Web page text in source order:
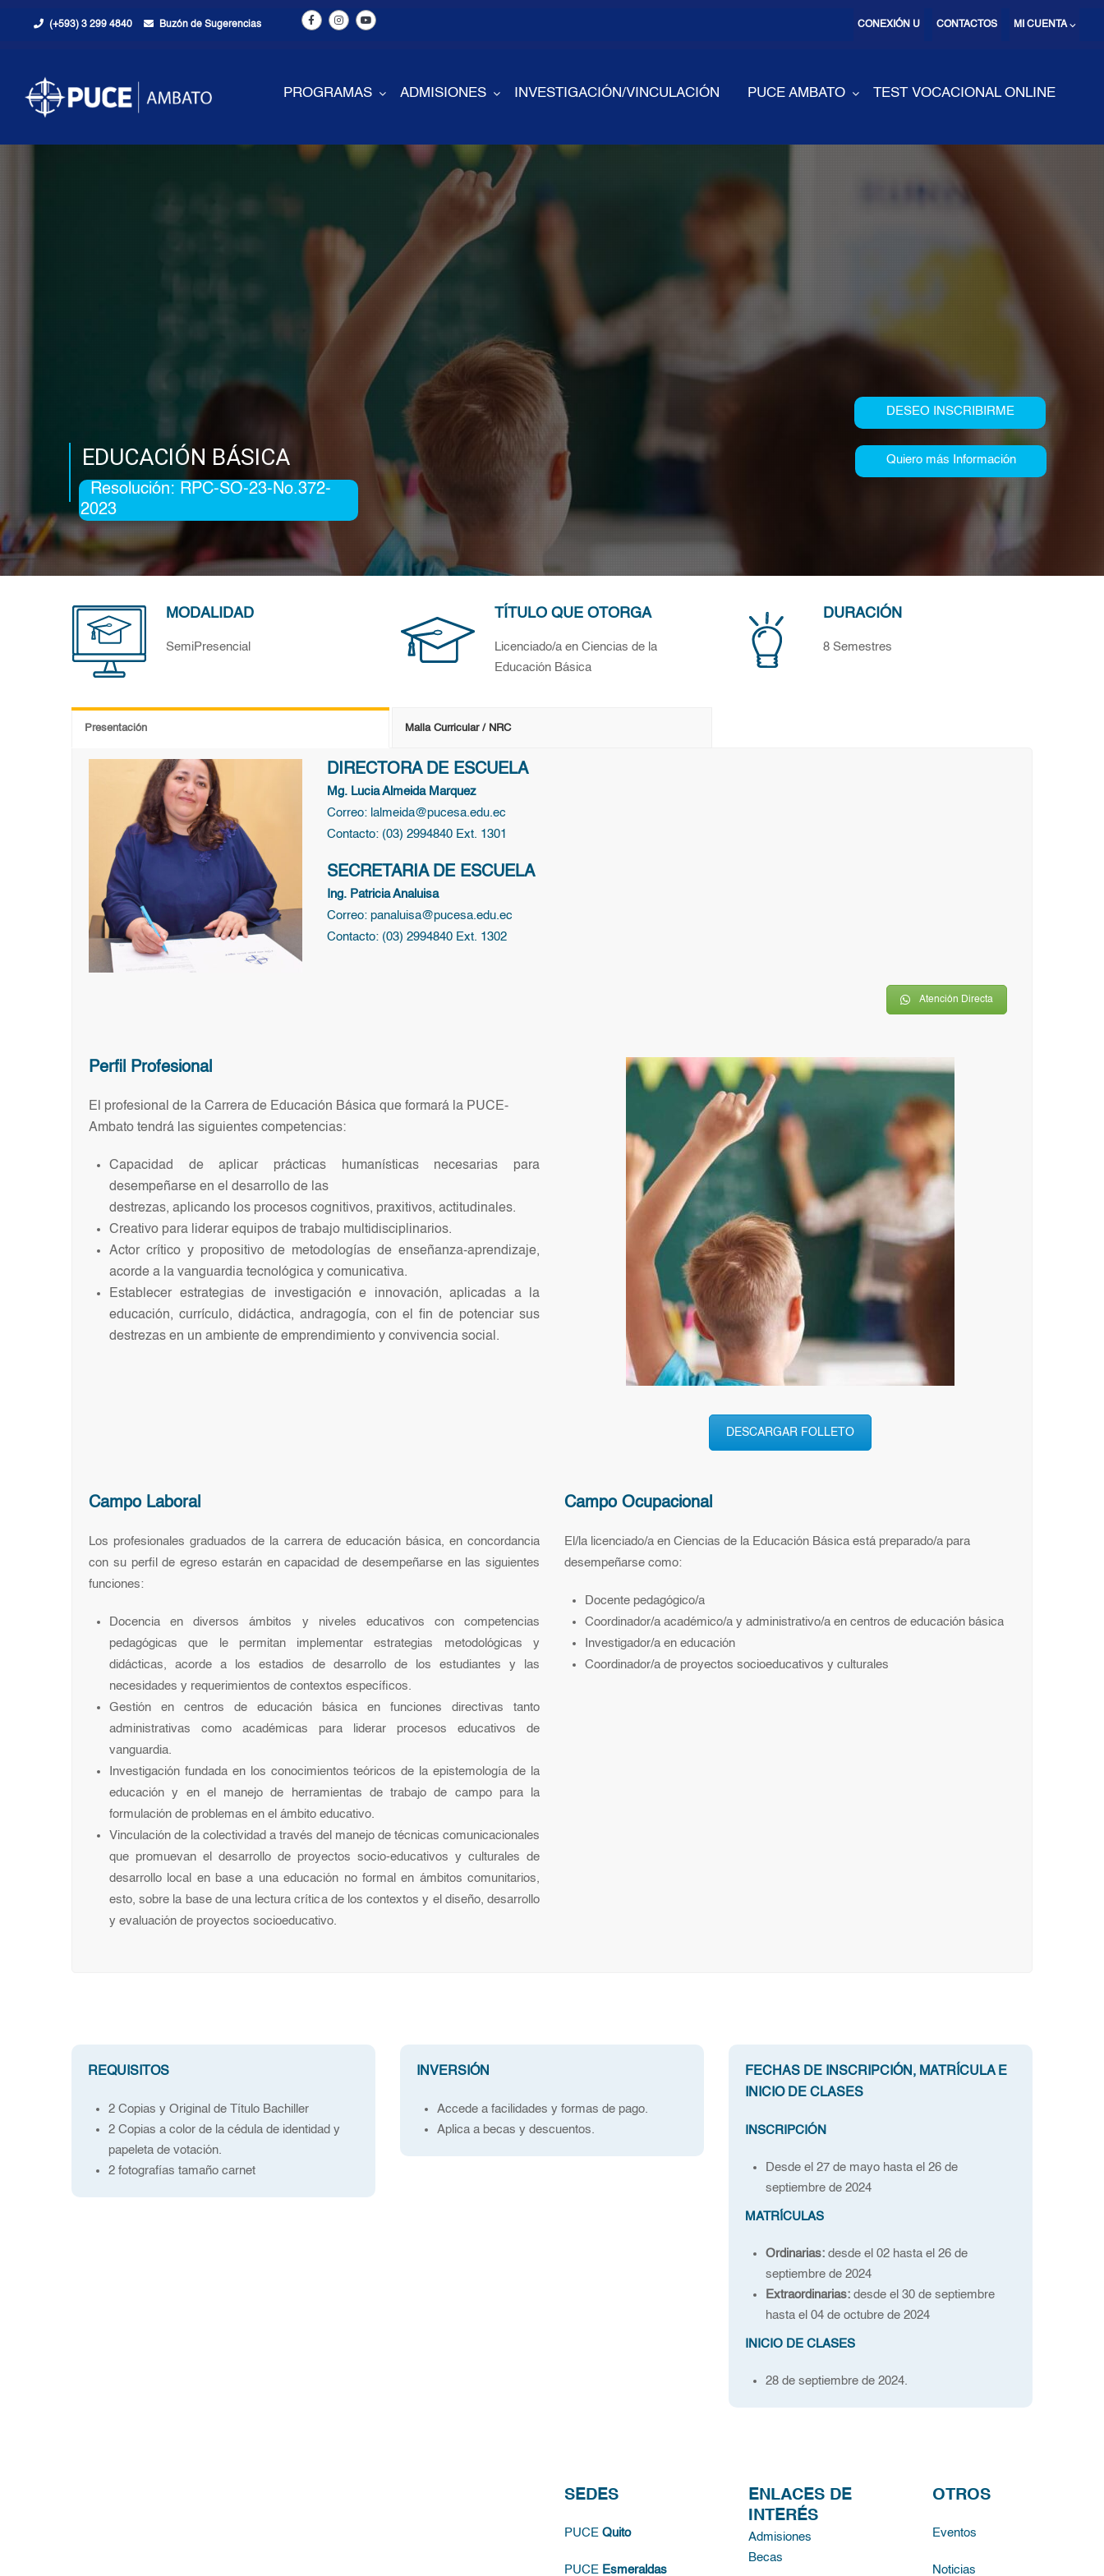
MI CUENTA ⌵
CONTACTOS
CONEXIÓN U
(+593) 3 299 4840 Buzón de Sugerencias
PROGRAMAS ADMISIONES INVESTIGACIÓN/VINCULACIÓN PUCE AMBATO TEST VOCACIONAL ONLINE
EDUCACIÓN BÁSICA
Resolución: RPC-SO-23-No.372-
2023
DESEO INSCRIBIRME
Quiero más Información
MODALIDAD
SemiPresencial
TÍTULO QUE OTORGA
Licenciado/a en Ciencias de la
Educación Básica
DURACIÓN
8 Semestres
Presentación Malla Curricular / NRC
DIRECTORA DE ESCUELA
Mg. Lucia Almeida Marquez
Correo: lalmeida@pucesa.edu.ec
Contacto: (03) 2994840 Ext. 1301
SECRETARIA DE ESCUELA
Ing. Patricia Analuisa
Correo: panaluisa@pucesa.edu.ec
Contacto: (03) 2994840 Ext. 1302
Atención Directa
Perfil Profesional
El profesional de la Carrera de Educación Básica que formará la PUCE-
Ambato tendrá las siguientes competencias:
Capacidad de aplicar prácticas humanísticas necesarias para
desempeñarse en el desarrollo de las
destrezas, aplicando los procesos cognitivos, praxitivos, actitudinales.
Creativo para liderar equipos de trabajo multidisciplinarios.
Actor crítico y propositivo de metodologías de enseñanza-aprendizaje,
acorde a la vanguardia tecnológica y comunicativa.
Establecer estrategias de investigación e innovación, aplicadas a la
educación, currículo, didáctica, andragogía, con el fin de potenciar sus
destrezas en un ambiente de emprendimiento y convivencia social.
DESCARGAR FOLLETO
Campo Laboral
Los profesionales graduados de la carrera de educación básica, en concordancia
con su perfil de egreso estarán en capacidad de desempeñarse en las siguientes
funciones:
Docencia en diversos ámbitos y niveles educativos con competencias
pedagógicas que le permitan implementar estrategias metodológicas y
didácticas, acorde a los estadios de desarrollo de los estudiantes y las
necesidades y requerimientos de contextos específicos.
Gestión en centros de educación básica en funciones directivas tanto
administrativas como académicas para liderar procesos educativos de
vanguardia.
Investigación fundada en los conocimientos teóricos de la epistemología de la
educación y en el manejo de herramientas de trabajo de campo para la
formulación de problemas en el ámbito educativo.
Vinculación de la colectividad a través del manejo de técnicas comunicacionales
que promuevan el desarrollo de proyectos socio-educativos y culturales de
desarrollo local en base a una educación no formal en ámbitos comunitarios,
esto, sobre la base de una lectura crítica de los contextos y el diseño, desarrollo
y evaluación de proyectos socioeducativo.
Campo Ocupacional
El/la licenciado/a en Ciencias de la Educación Básica está preparado/a para
desempeñarse como:
Docente pedagógico/a
Coordinador/a académico/a y administrativo/a en centros de educación básica
Investigador/a en educación
Coordinador/a de proyectos socioeducativos y culturales
REQUISITOS
2 Copias y Original de Título Bachiller
2 Copias a color de la cédula de identidad y
papeleta de votación.
2 fotografías tamaño carnet
INVERSIÓN
Accede a facilidades y formas de pago.
Aplica a becas y descuentos.
FECHAS DE INSCRIPCIÓN, MATRÍCULA E
INICIO DE CLASES
INSCRIPCIÓN
Desde el 27 de mayo hasta el 26 de
septiembre de 2024
MATRÍCULAS
Ordinarias: desde el 02 hasta el 26 de
septiembre de 2024
Extraordinarias: desde el 30 de septiembre
hasta el 04 de octubre de 2024
INICIO DE CLASES
28 de septiembre de 2024.
SEDES
PUCE Quito
PUCE Esmeraldas
ENLACES DE
INTERÉS
Admisiones
Becas
OTROS
Eventos
Noticias